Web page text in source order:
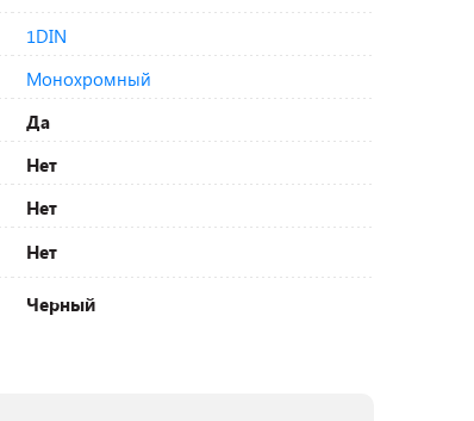
1DIN
Монохромный
Да
Нет
Нет
Нет
Черный